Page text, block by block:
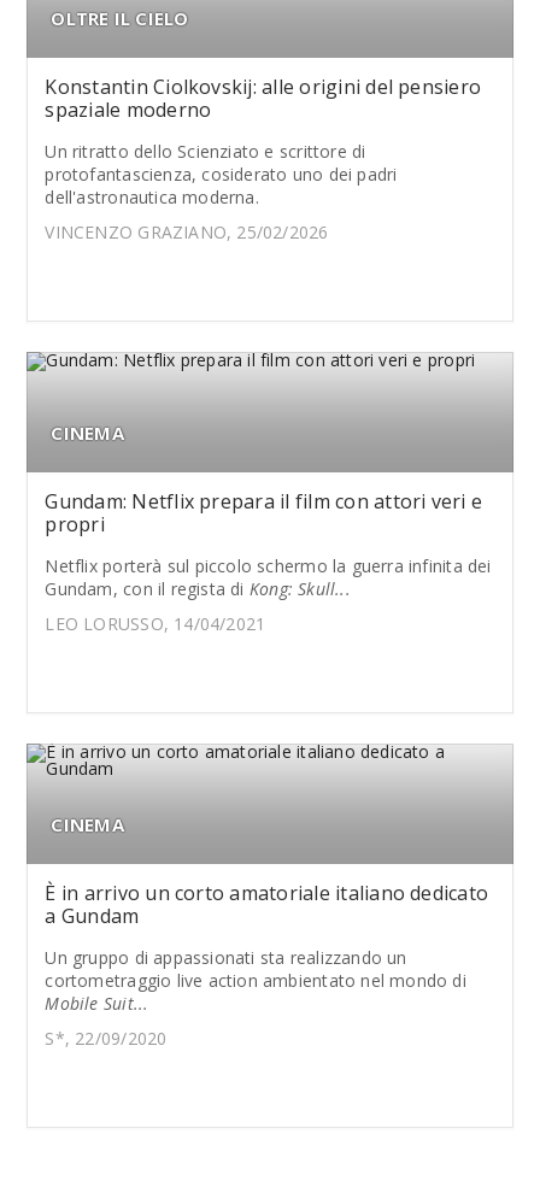
OLTRE IL CIELO
Konstantin Ciolkovskij: alle origini del pensiero
spaziale moderno
Un ritratto dello Scienziato e scrittore di
protofantascienza, cosiderato uno dei padri
dell'astronautica moderna.
VINCENZO GRAZIANO, 25/02/2026
CINEMA
Gundam: Netflix prepara il film con attori veri e
propri
Netflix porterà sul piccolo schermo la guerra infinita dei
Gundam, con il regista di Kong: Skull...
LEO LORUSSO, 14/04/2021
CINEMA
È in arrivo un corto amatoriale italiano dedicato
a Gundam
Un gruppo di appassionati sta realizzando un
cortometraggio live action ambientato nel mondo di
Mobile Suit...
S*, 22/09/2020